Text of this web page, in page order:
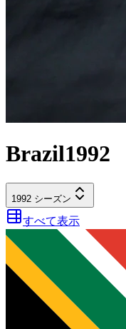
Brazil1992
1992 シーズン
すべて表示